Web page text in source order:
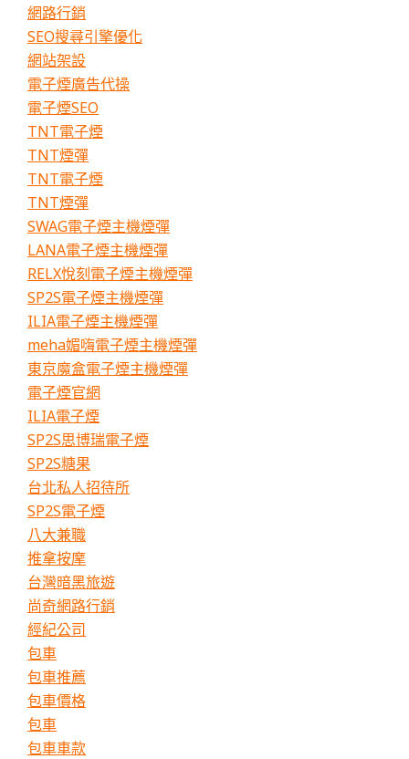
網路行銷
SEO搜尋引擎優化
網站架設
電子煙廣告代操
電子煙SEO
TNT電子煙
TNT煙彈
TNT電子煙
TNT煙彈
SWAG電子煙主機煙彈
LANA電子煙主機煙彈
RELX悅刻電子煙主機煙彈
SP2S電子煙主機煙彈
ILIA電子煙主機煙彈
meha媚嗨電子煙主機煙彈
東京魔盒電子煙主機煙彈
電子煙官網
ILIA電子煙
SP2S思博瑞電子煙
SP2S糖果
台北私人招待所
SP2S電子煙
八大兼職
推拿按摩
台灣暗黑旅遊
尚奇網路行銷
經紀公司
包車
包車推薦
包車價格
包車
包車車款